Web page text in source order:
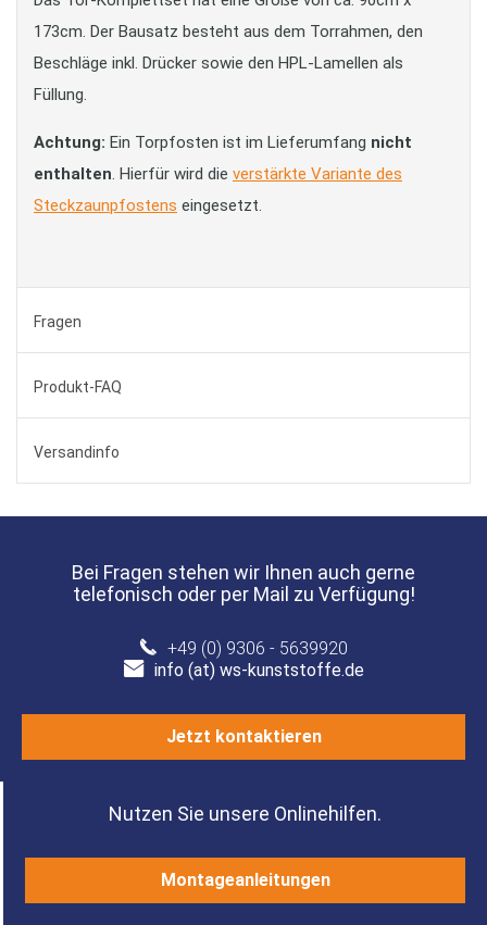
173cm. Der Bausatz besteht aus dem Torrahmen, den
Beschläge inkl. Drücker sowie den HPL-Lamellen als
Füllung.
Achtung: Ein Torpfosten ist im Lieferumfang nicht
enthalten. Hierfür wird die verstärkte Variante des
Steckzaunpfostens eingesetzt.
Fragen
Produkt-FAQ
Versandinfo
Bei Fragen stehen wir Ihnen auch gerne
telefonisch oder per Mail zu Verfügung!
+49 (0) 9306 - 5639920
info (at) ws-kunststoffe.de
Jetzt kontaktieren
Nutzen Sie unsere Onlinehilfen.
Montageanleitungen